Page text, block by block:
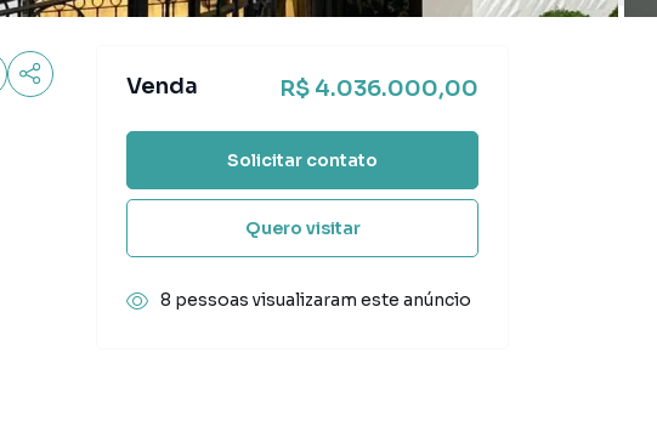
Venda R$ 4.036.000,00
Solicitar contato
Quero visitar
8 pessoas visualizaram este anúncio